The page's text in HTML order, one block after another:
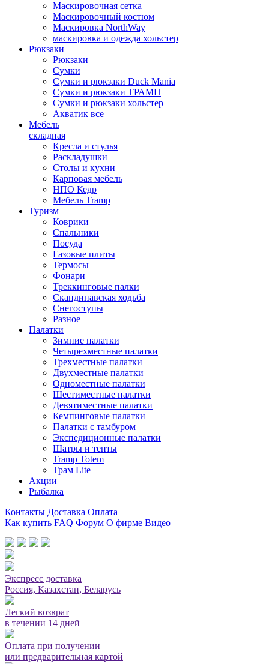
Маскировочная сетка
Маскировочный костюм
Маскировка NorthWay
маскировка и одежда хольстер
Рюкзаки
Рюкзаки
Сумки
Сумки и рюкзаки Duck Mania
Сумки и рюкзаки ТРАМП
Сумки и рюкзаки хольстер
Акватик все
Мебель
складная
Кресла и стулья
Раскладушки
Столы и кухни
Карповая мебель
НПО Кедр
Мебель Tramp
Туризм
Коврики
Спальники
Посуда
Газовые плиты
Термосы
Фонари
Треккинговые палки
Скандинавская ходьба
Снегоступы
Разное
Палатки
Зимние палатки
Четырехместные палатки
Трехместные палатки
Двухместные палатки
Одноместные палатки
Шестиместные палатки
Девятиместные палатки
Кемпинговые палатки
Палатки с тамбуром
Экспедиционные палатки
Шатры и тенты
Tramp Totem
Трам Lite
Акции
Рыбалка
Контакты Доставка Оплата
Как купить FAQ Форум О фирме Видео
Экспресс доставка
Россия, Казахстан, Беларусь
Легкий возврат
в течении 14 дней
Оплата при получении
или предварительная картой